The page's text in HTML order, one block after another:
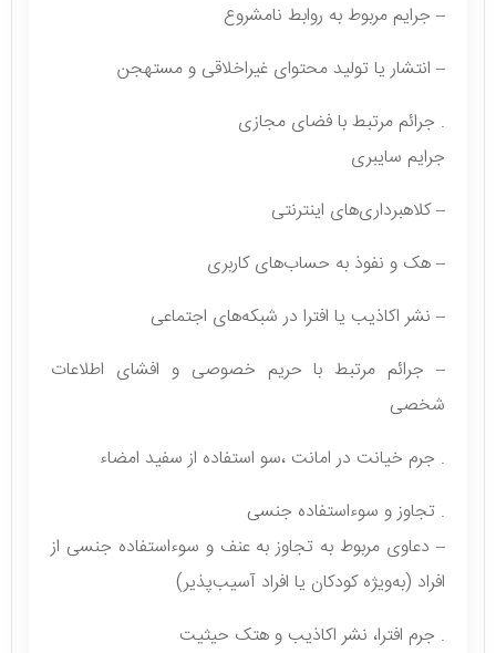
– جرایم مربوط به روابط نامشروع
– انتشار یا تولید محتوای غیراخلاقی و مستهجن
. جرائم مرتبط با فضای مجازی
جرایم سایبری
– کلاهبرداری‌های اینترنتی
– هک و نفوذ به حساب‌های کاربری
– نشر اکاذیب یا افترا در شبکه‌های اجتماعی
– جرائم مرتبط با حریم خصوصی و افشای اطلاعات
شخصی
. جرم خیانت در امانت ،سو استفاده از سفید امضاء
. تجاوز و سوء‌استفاده جنسی
– دعاوی مربوط به تجاوز به عنف و سوء‌استفاده جنسی از
افراد (به‌ویژه کودکان یا افراد آسیب‌پذیر)
. جرم افترا، نشر اکاذیب و هتک حیثیت